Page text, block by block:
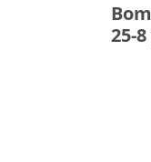
25-